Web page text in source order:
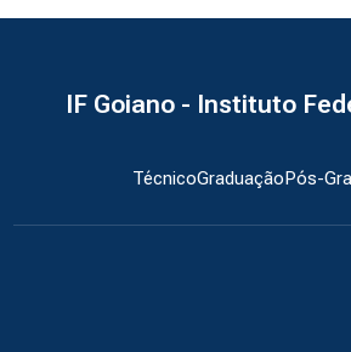
IF Goiano - Instituto
TécnicoGraduaçãoPós-